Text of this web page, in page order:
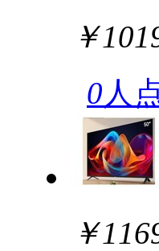
￥
0人
￥